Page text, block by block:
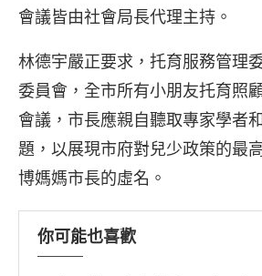
會議皆由社會局長代理主持。
林德宇嚴正要求，托育服務管理
委員會，全市所有小朋友托育照
會議，市長應親自聽取專家學者
題，以展現市府對兒少政策的最
博媽媽市長的虛名。
你可能也喜歡